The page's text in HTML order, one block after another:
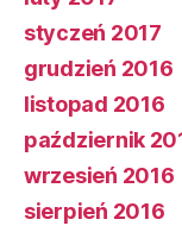
styczeń 2017
grudzień 2016
listopad 2016
październik
wrzesień 2016
sierpień 2016